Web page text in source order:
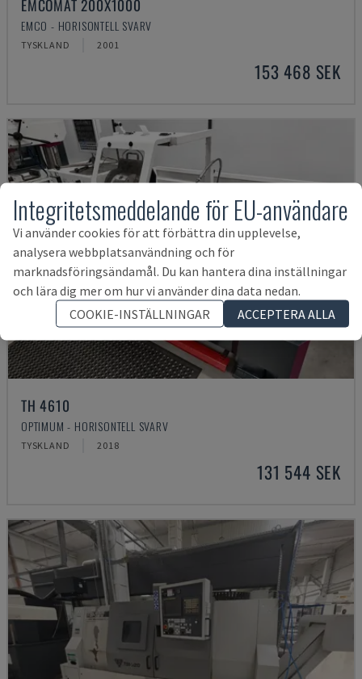
EMCOMAT 200X1000
EMCO - HORISONTELL SVARV
TYSKLAND 2001
153 468 SEK
TH 4610
OPTIMUM - HORISONTELL SVARV
TYSKLAND 2018
131 544 SEK
Integritetsmeddelande för EU-användare
Vi använder cookies för att förbättra din upplevelse,
analysera webbplatsanvändning och för
marknadsföringsändamål. Du kan hantera dina inställningar
och lära dig mer om hur vi använder dina data nedan.
COOKIE-INSTÄLLNINGAR
ACCEPTERA ALLA